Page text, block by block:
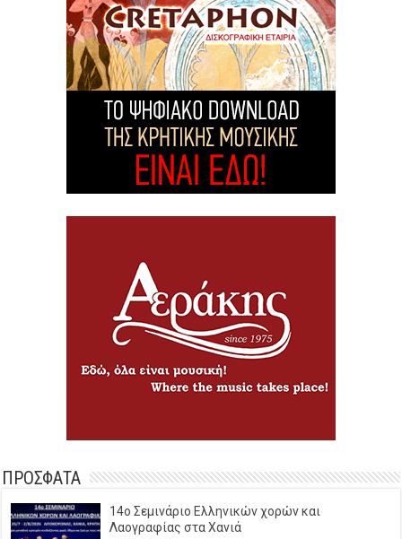
ΠΡΟΣΦΑΤΑ
14o Σεμινάριο Ελληνικών χορών και
Λαογραφίας στα Χανιά